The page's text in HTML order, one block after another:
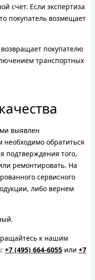
счет. Если экспертиза
покупатель возмещает
покупателю
транспортных
выявлен
необходимо обратиться
подтверждения того,
ремонтировать. На
сервисного
либо вернем
к нашим
+7 (495) 664-6055 или +7